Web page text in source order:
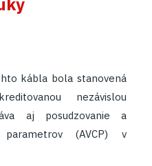
kábla bola stanovená
nezávislou
aj posudzovanie a
parametrov (AVCP) v